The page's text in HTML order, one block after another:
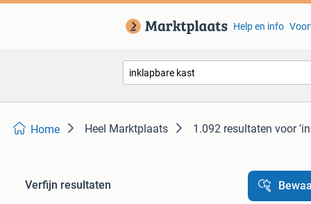
Help en info
Home Heel Marktplaats 1.092 resultaten voor
Verfijn resultaten